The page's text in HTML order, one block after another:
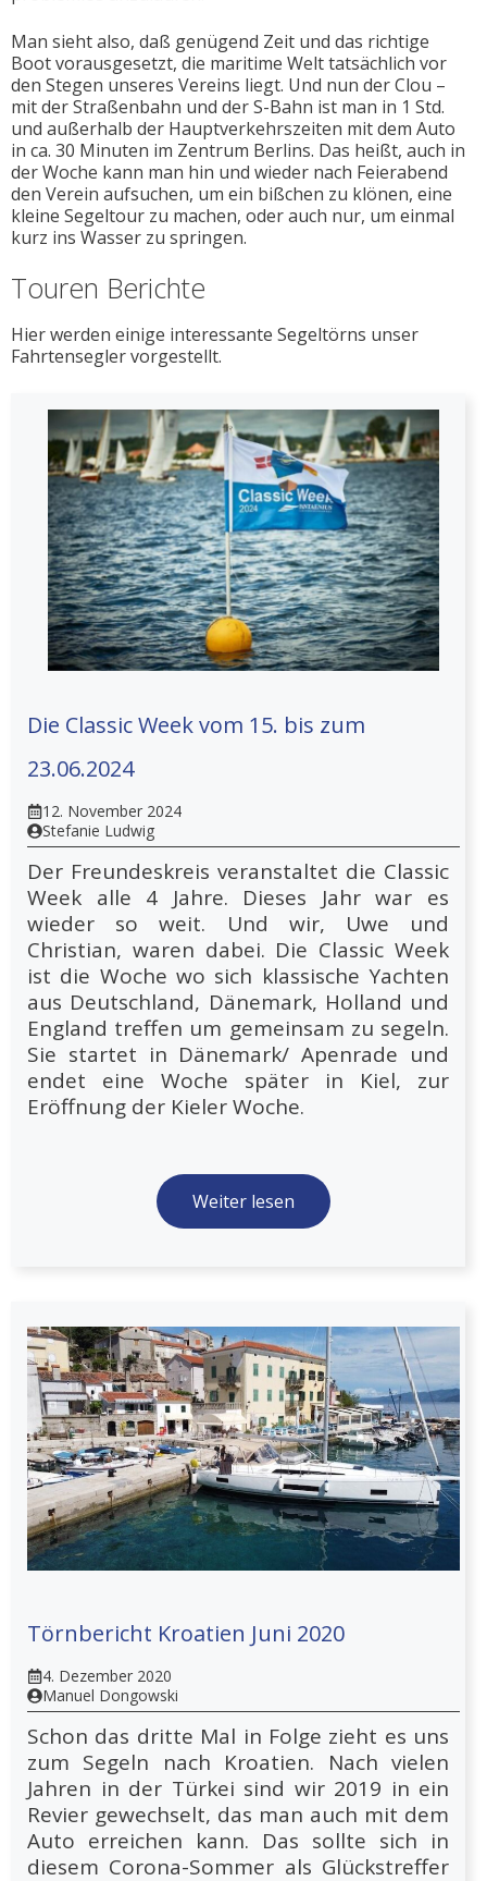
Man sieht also, daß genügend Zeit und das richtige
Boot vorausgesetzt, die maritime Welt tatsächlich vor
den Stegen unseres Vereins liegt. Und nun der Clou –
mit der Straßenbahn und der S-Bahn ist man in 1 Std.
und außerhalb der Hauptverkehrszeiten mit dem Auto
in ca. 30 Minuten im Zentrum Berlins. Das heißt, auch in
der Woche kann man hin und wieder nach Feierabend
den Verein aufsuchen, um ein bißchen zu klönen, eine
kleine Segeltour zu machen, oder auch nur, um einmal
kurz ins Wasser zu springen.
Touren Berichte
Hier werden einige interessante Segeltörns unser
Fahrtensegler vorgestellt.
Die Classic Week vom 15. bis zum
23.06.2024
12. November 2024
Stefanie Ludwig
Der Freundeskreis veranstaltet die Classic
Week alle 4 Jahre. Dieses Jahr war es
wieder so weit. Und wir, Uwe und
Christian, waren dabei. Die Classic Week
ist die Woche wo sich klassische Yachten
aus Deutschland, Dänemark, Holland und
England treffen um gemeinsam zu segeln.
Sie startet in Dänemark/ Apenrade und
endet eine Woche später in Kiel, zur
Eröffnung der Kieler Woche.
Weiter lesen
Törnbericht Kroatien Juni 2020
4. Dezember 2020
Manuel Dongowski
Schon das dritte Mal in Folge zieht es uns
zum Segeln nach Kroatien. Nach vielen
Jahren in der Türkei sind wir 2019 in ein
Revier gewechselt, das man auch mit dem
Auto erreichen kann. Das sollte sich in
diesem Corona-Sommer als Glückstreffer